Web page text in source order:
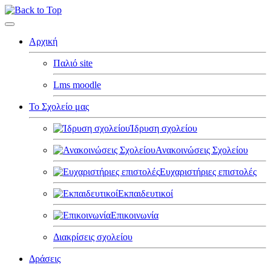
Αρχική
Παλιό site
Lms moodle
Το Σχολείο μας
Ίδρυση σχολείου
Ανακοινώσεις Σχολείου
Ευχαριστήριες επιστολές
Εκπαιδευτικοί
Επικοινωνία
Διακρίσεις σχολείου
Δράσεις